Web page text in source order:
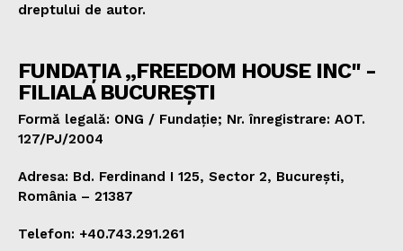
dreptului de autor.
FUNDAȚIA „FREEDOM HOUSE INC" -
FILIALA BUCUREȘTI
Formă legală: ONG / Fundație; Nr. înregistrare: AOT.
127/PJ/2004
Adresa: Bd. Ferdinand I 125, Sector 2, București,
România – 21387
Telefon: +40.743.291.261